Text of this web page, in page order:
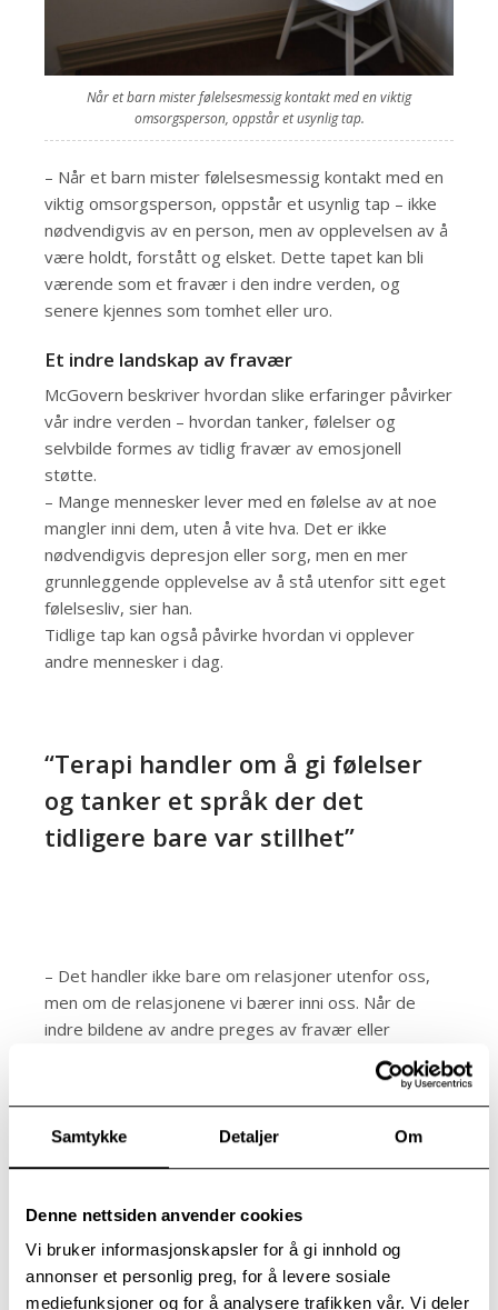
Samtykke Detaljer Om
Denne nettsiden anvender cookies
Vi bruker informasjonskapsler for å gi innhold og
annonser et personlig preg, for å levere sosiale
mediefunksjoner og for å analysere trafikken vår. Vi deler
Når et barn mister følelsesmessig kontakt med en viktig
omsorgsperson, oppstår et usynlig tap.
– Når et barn mister følelsesmessig kontakt med en
viktig omsorgsperson, oppstår et usynlig tap – ikke
nødvendigvis av en person, men av opplevelsen av å
være holdt, forstått og elsket. Dette tapet kan bli
værende som et fravær i den indre verden, og
senere kjennes som tomhet eller uro.
Et indre landskap av fravær
McGovern beskriver hvordan slike erfaringer påvirker
vår indre verden – hvordan tanker, følelser og
selvbilde formes av tidlig fravær av emosjonell
støtte.
– Mange mennesker lever med en følelse av at noe
mangler inni dem, uten å vite hva. Det er ikke
nødvendigvis depresjon eller sorg, men en mer
grunnleggende opplevelse av å stå utenfor sitt eget
følelsesliv, sier han.
Tidlige tap kan også påvirke hvordan vi opplever
andre mennesker i dag.
“Terapi handler om å gi følelser
og tanker et språk der det
tidligere bare var stillhet”
– Det handler ikke bare om relasjoner utenfor oss,
men om de relasjonene vi bærer inni oss. Når de
indre bildene av andre preges av fravær eller
avvisning, kan det kjennes som om noe i oss selv er
Når vi opplever følelsesmessig fravær tidlig i livet,
kan det bli vanskelig å utvikle et rikt indre liv. I stedet
for å kunne tenke og føle fritt, må vi ofte beskytte
verdenen – å gi følelser og tanker et språk der det
tidligere bare var stillhet.
Psykisk heling